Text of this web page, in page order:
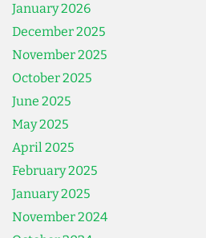
January 2026
December 2025
November 2025
October 2025
June 2025
May 2025
April 2025
February 2025
January 2025
November 2024